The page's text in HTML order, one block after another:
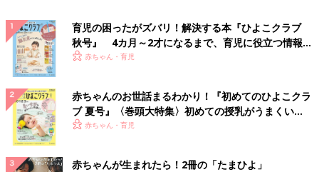
なかったり。
お椀でお水を飲ませようとするものの、、
こ、これは！
フィンガーボーーーーールッ！
育児の困ったがズバリ！解決する本『ひよこクラブ
秋号』 4カ月～2才になるまで、育児に役立つ情報が
いっぱい！
赤ちゃん・育児
赤ちゃんのお世話まるわかり！『初めてのひよこクラ
ブ 夏号』〈巻頭大特集〉初めての授乳がうまくい
く！ おっぱい・ミルクの基本と夏のトラブル 解決テ
赤ちゃん・育児
赤ちゃんが生まれたら！2冊の「たまひよ」